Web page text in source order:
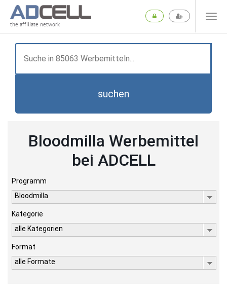
the affiliate network
suchen
Bloodmilla Werbemittel
bei ADCELL
Programm
Bloodmilla
Kategorie
alle Kategorien
Format
alle Formate